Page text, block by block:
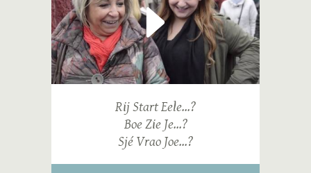
Rij Start Eele...?
Boe Zie Je...?
Sjé Vrao Joe...?